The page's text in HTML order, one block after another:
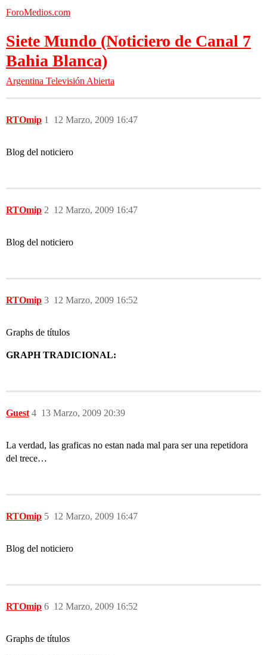
ForoMedios.com
Siete Mundo (Noticiero de Canal 7
Bahia Blanca)
Argentina Televisión Abierta
RTOmip 12 Marzo, 2009 16:47
1
Blog del noticiero
RTOmip 12 Marzo, 2009 16:47
2
Blog del noticiero
RTOmip 12 Marzo, 2009 16:52
3
Graphs de títulos
GRAPH TRADICIONAL:
Guest 13 Marzo, 2009 20:39
4
La verdad, las graficas no estan nada mal para ser una repetidora
del trece…
RTOmip 12 Marzo, 2009 16:47
5
Blog del noticiero
RTOmip 12 Marzo, 2009 16:52
6
Graphs de títulos